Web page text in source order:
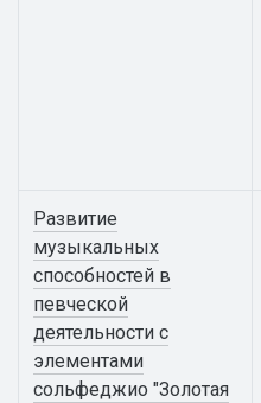
Развитие
музыкальных
способностей в
певческой
деятельности с
элементами
сольфеджио "Золотая